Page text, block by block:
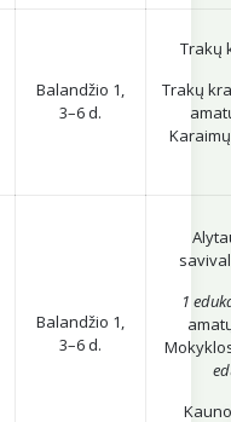
Balandžio 1,
3–6 d.
Trakų
Trakų
Balandžio 1,
3–6 d.
1